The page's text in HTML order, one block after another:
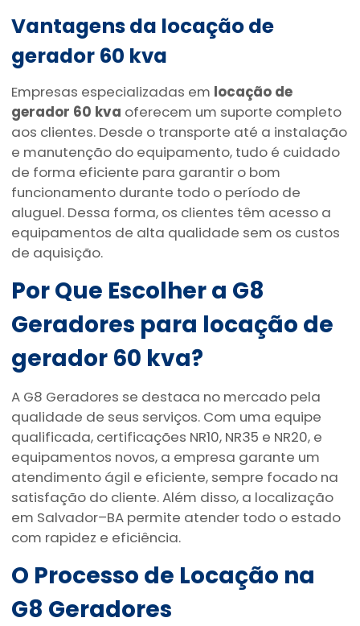
Vantagens da locação de
gerador 60 kva
Empresas especializadas em locação de
gerador 60 kva oferecem um suporte completo
aos clientes. Desde o transporte até a instalação
e manutenção do equipamento, tudo é cuidado
de forma eficiente para garantir o bom
funcionamento durante todo o período de
aluguel. Dessa forma, os clientes têm acesso a
equipamentos de alta qualidade sem os custos
de aquisição.
Por Que Escolher a G8
Geradores para locação de
gerador 60 kva?
A G8 Geradores se destaca no mercado pela
qualidade de seus serviços. Com uma equipe
qualificada, certificações NR10, NR35 e NR20, e
equipamentos novos, a empresa garante um
atendimento ágil e eficiente, sempre focado na
satisfação do cliente. Além disso, a localização
em Salvador–BA permite atender todo o estado
com rapidez e eficiência.
O Processo de Locação na
G8 Geradores